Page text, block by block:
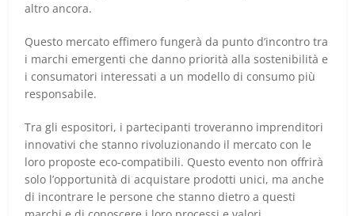
altro ancora.
Questo mercato effimero fungerà da punto d’incontro tra
i marchi emergenti che danno priorità alla sostenibilità e
i consumatori interessati a un modello di consumo più
responsabile.
Tra gli espositori, i partecipanti troveranno imprenditori
innovativi che stanno rivoluzionando il mercato con le
loro proposte eco-compatibili. Questo evento non offrirà
solo l’opportunità di acquistare prodotti unici, ma anche
di incontrare le persone che stanno dietro a questi